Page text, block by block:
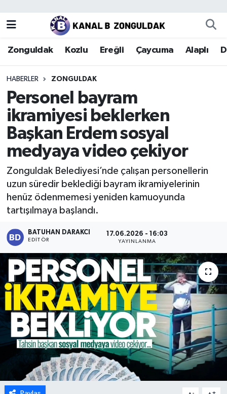
Zonguldak Kozlu Ereğli Çaycuma Alaplı
HABERLER ZONGULDAK
Personel bayram
ikramiyesi beklerken
Başkan Erdem sosyal
medyaya video çekiyor
Zonguldak Belediyesi’nde çalışan personellerin
uzun süredir beklediği bayram ikramiyelerinin
henüz ödenmemesi yeniden kamuoyunda
tartışılmaya başlandı.
BATUHAN DARAKCI
EDITÖR
17.06.2026 - 16:03
YAYINLANMA
Zonguldak
Kozlu
Çaycuma
Alaplı
Devrek
Gökçebey
Spor
Ulusal
Zonguldak Nöbetçi Eczaneler
Zonguldak Hava Durumu
Zonguldak Trafik Yoğunluk Haritası
Puan Durumu ve Fikstür
Tüm Manşetler
Son Dakika Haberleri
Haber Arşivi